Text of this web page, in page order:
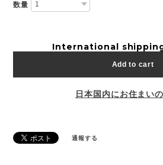
数量
International
Add to cart
日本国内にお住まい
通報する